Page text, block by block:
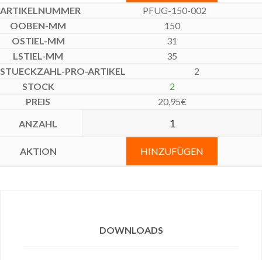
PFUG-150-002
150
31
35
2
2
20,95€
HINZUFÜGEN
DOWNLOADS